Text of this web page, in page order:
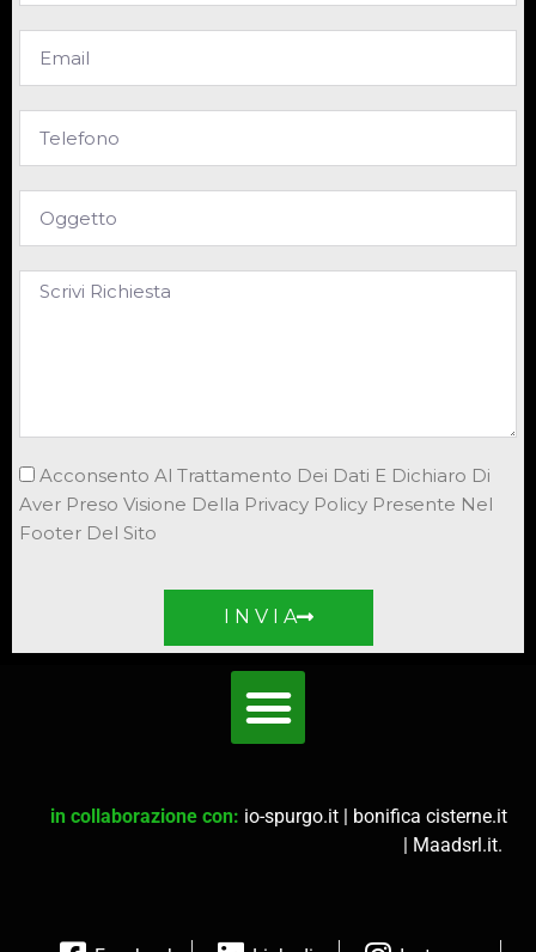
Acconsento Al Trattamento Dei Dati E Dichiaro Di
Aver Preso Visione Della Privacy Policy Presente Nel
Footer Del Sito
I N V I A
in collaborazione con: io-spurgo.it | bonifica cisterne.it
| Maadsrl.it.